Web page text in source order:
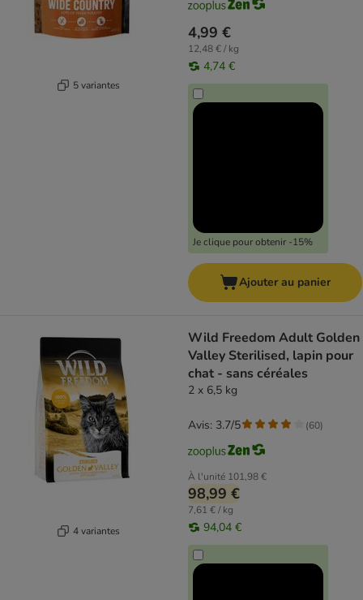
5 variantes
4,99 €
12,48 € / kg
4,74 €
Je clique pour obtenir -15%
Ajouter au panier
4 variantes
Wild Freedom Adult Golden
Valley Sterilised, lapin pour
chat - sans céréales
2 x 6,5 kg
À l'unité 101,98 €
98,99 €
7,61 € / kg
94,04 €
Avis: 3.7/5 (60)